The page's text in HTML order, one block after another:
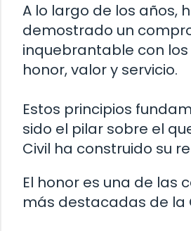
A lo largo de los años,
demostrado un
inquebrantable con
honor, valor y servicio.
Estos principios
sido el pilar sobre el
Civil ha construido su
El honor es una de las
más destacadas de la